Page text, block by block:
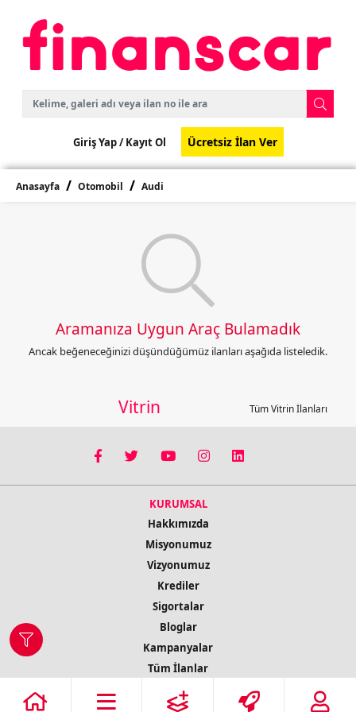
Giriş Yap /Kayıt Ol Ücretsiz İlan Ver
Anasayfa Otomobil Audi
Aramanıza Uygun Araç Bulamadık
Ancak beğeneceğinizi düşündüğümüz ilanları aşağıda listeledik.
Vitrin Tüm Vitrin İlanları
KURUMSAL
Hakkımızda
Misyonumuz
Vizyonumuz
Krediler
Sigortalar
Bloglar
Kampanyalar
Tüm İlanlar
İletişim Bilgileri